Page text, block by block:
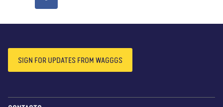
SIGN FOR UPDATES FROM WAGGGS